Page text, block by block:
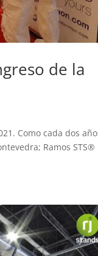
de la
Como cada dos
Ramos STS®